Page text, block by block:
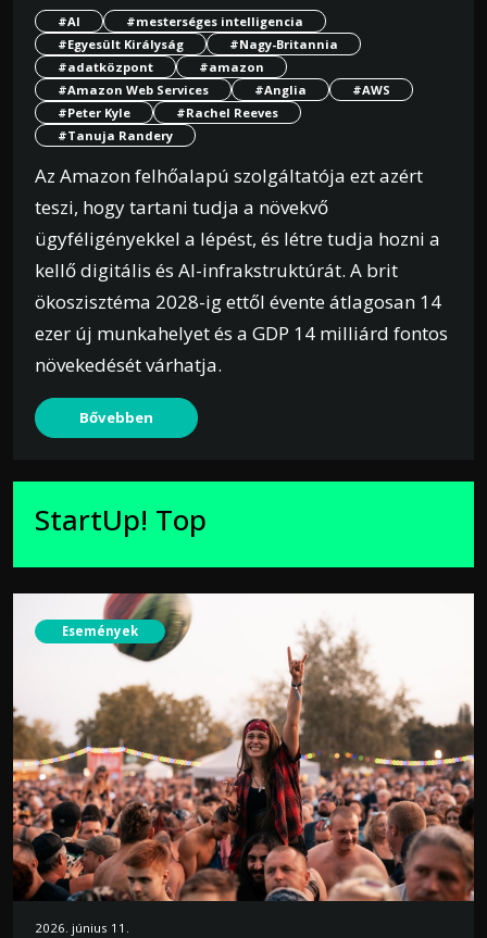
#AI
#mesterséges intelligencia
#Egyesült Királyság
#Nagy-Britannia
#adatközpont
#amazon
#Amazon Web Services
#Anglia
#AWS
#Peter Kyle
#Rachel Reeves
#Tanuja Randery
Az Amazon felhőalapú szolgáltatója ezt azért
teszi, hogy tartani tudja a növekvő
ügyféligényekkel a lépést, és létre tudja hozni a
kellő digitális és AI-infrakstruktúrát. A brit
ökoszisztéma 2028-ig ettől évente átlagosan 14
ezer új munkahelyet és a GDP 14 milliárd fontos
növekedését várhatja.
Bővebben
StartUp! Top
Események
2026. június 11.